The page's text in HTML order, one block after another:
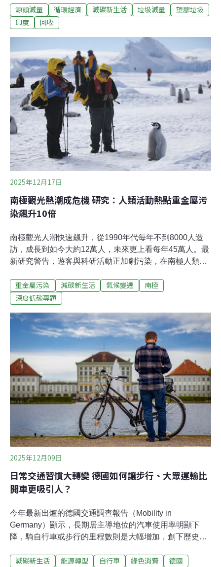
度社會的塑膠污染與飢餓問題，找到了雙贏的解方。在印
度東部一座小城，街頭的拾荒婦人曼達爾（Rashmi
換成代幣，再走進不遠處的咖啡館，用代幣「換回」一頓
熱騰騰的午餐。垃圾咖啡廳：一份正餐背後的社會創新印
度恰蒂斯加爾邦（Chhattisgarh）安比卡布爾市
（Ambikapur）的「垃圾咖啡館」（Garbage Café），主
打「用塑膠垃圾換溫飽」，收銀台後方一張白底紅字的牌
子寫著：一公斤塑膠，換一份正餐。這家餐廳由市政公司
（AMC）主導營運，透過將塑膠垃圾轉換成代幣，核心概
念是為印度社會的塑膠污染與飢餓問題，找到了雙贏的解
方。這間垃圾咖啡
源頭減量 循環經濟 減碳新生活 垃圾減量
塑膠垃圾
印度
回收
2025年12月17日
南極觀光熱潮成危機 研究：人類活動熱點重金屬污
染飆升10倍
南極觀光人潮快速飆升，從1990年代每年不到8000人造
訪，成長到如今大約12萬人，未來更上看每年45萬人。最
新研究警告，遊客與科研活動正加劇污染，在南極人類活
南極的旅客所製造的碳排，就相當於歐洲個人一年的碳排
放。南極是許多人一生必去的夢幻景點，本來是地球上最
研活動。最新研究指出，南極旅遊造成前所未有的碳排、
重金屬污染與生態干擾，再這樣下去，南極究竟還能承受
多少人去朝聖呢？「最耗能的旅行」 南極遊客未來上看45
萬人據《歐洲新聞台》報導，根據《自然永續期刊》
（Nature Sustainability）與國際南極旅遊協會（IAATO）
統計，1990年代每年造訪南極的旅客不到8000人，但
2024、2025年的旅客已暴增至11.8萬人，其中超過8萬人
會登島，其他大約3.6萬人從甲板遠眺。如果
重金屬污染 減碳新生活 氣候變遷
南極
深度低碳專題
2025年12月09日
日常交通習慣大轉變 德國如何讓步行、大眾運輸比
開車更吸引人？
今年最新出爐的德國交通調查報告（Mobility in
Germany）顯示，長期居主導地位的汽車使用率明顯下
降，騎自行車或步行的里程數則是大幅增加，創下歷史新
的德國，早在2021年就通過《國家自行車交通計劃
減碳新生活 能源轉型 自行車 綠色消費
德國